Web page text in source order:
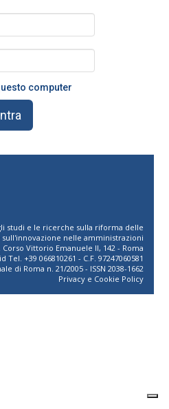
computer
studi e le ricerche sulla riforma delle
nelle amministrazioni
Vittorio Emanuele II, 142 - Roma
Tel. +39 066810261 - C.F. 97247060581
di Roma n. 21/2005 - ISSN 2038-1662
Privacy e Cookie Policy